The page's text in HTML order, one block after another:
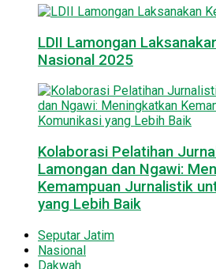
LDII Lamongan
Nasional 2025
Kolaborasi Pelatihan
Lamongan dan Ngawi:
Kemampuan Jurnalistik
yang Lebih Baik
Seputar Jatim
Nasional
Dakwah